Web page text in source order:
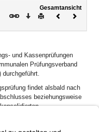
Gesamtansicht
Download
DruckenVorheriges
und Kassenprüfungen
Prüfungsverband
durchgeführt.
findet alsbald nach
beziehungsweise
der
und der